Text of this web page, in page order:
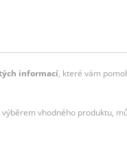
informací, které vám
vhodného produktu,